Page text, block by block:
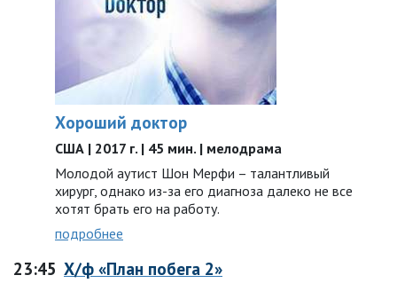
Хороший доктор
США | 2017 г. | 45 мин. | мелодрама
Молодой аутист Шон Мерфи – талантливый
хирург, однако из-за его диагноза далеко не все
хотят брать его на работу.
подробнее
23:45 Х/ф «План побега 2»